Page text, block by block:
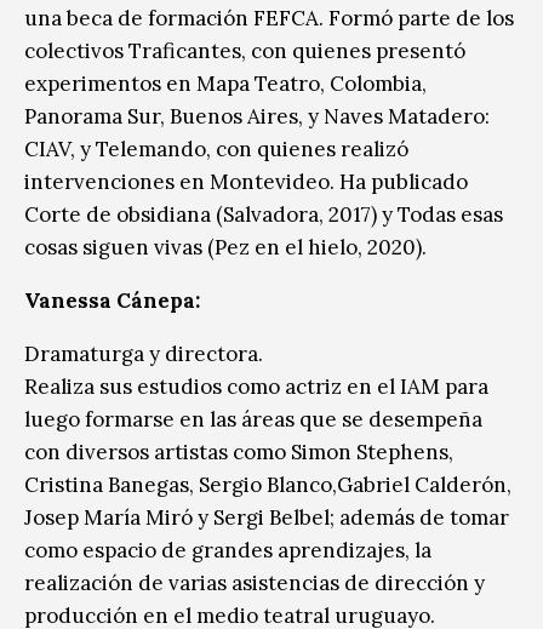
una beca de formación FEFCA. Formó parte de los
colectivos Traficantes, con quienes presentó
experimentos en Mapa Teatro, Colombia,
Panorama Sur, Buenos Aires, y Naves Matadero:
CIAV, y Telemando, con quienes realizó
intervenciones en Montevideo. Ha publicado
Corte de obsidiana (Salvadora, 2017) y Todas esas
cosas siguen vivas (Pez en el hielo, 2020).
Vanessa Cánepa:
Dramaturga y directora.
Realiza sus estudios como actriz en el IAM para
luego formarse en las áreas que se desempeña
con diversos artistas como Simon Stephens,
Cristina Banegas, Sergio Blanco,Gabriel Calderón,
Josep María Miró y Sergi Belbel; además de tomar
como espacio de grandes aprendizajes, la
realización de varias asistencias de dirección y
producción en el medio teatral uruguayo.